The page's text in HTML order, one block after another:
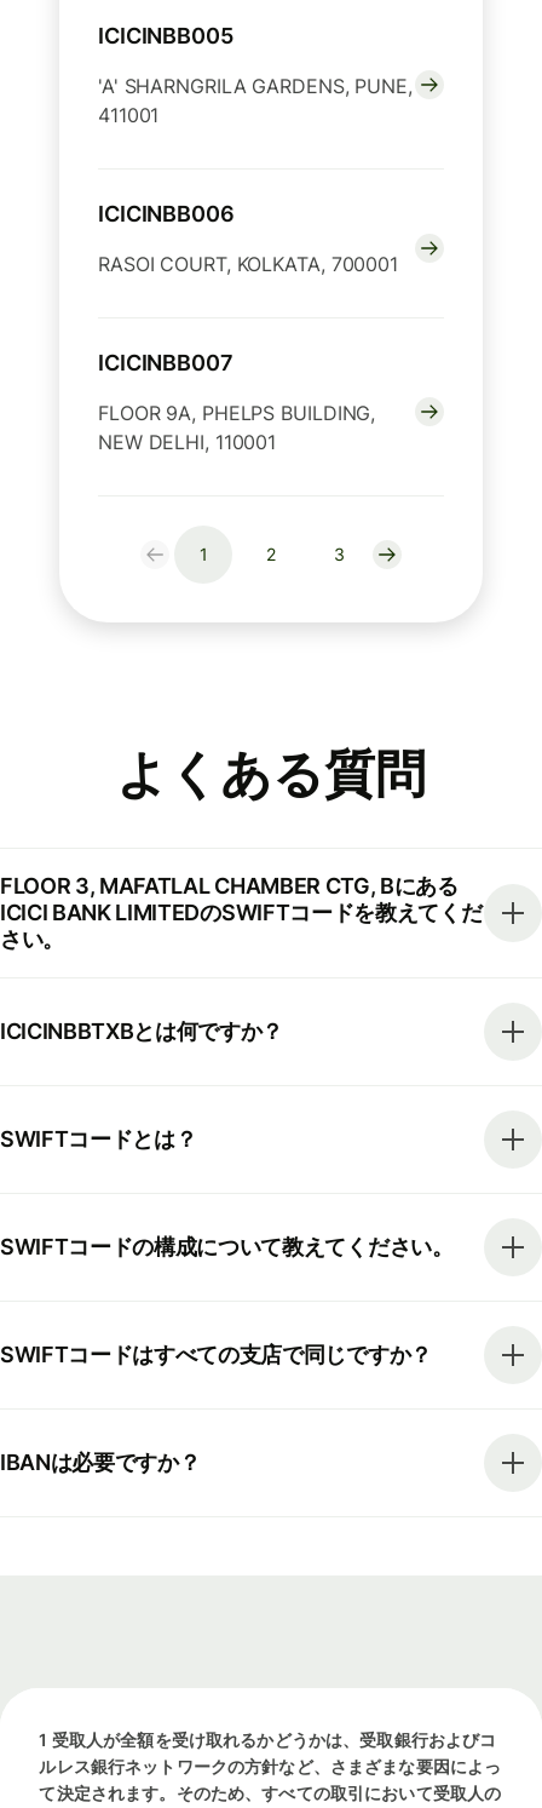
ICICINBB005
'A' SHARNGRILA GARDENS, PUNE,
411001
ICICINBB006
RASOI COURT, KOLKATA, 700001
ICICINBB007
FLOOR 9A, PHELPS BUILDING,
NEW DELHI, 110001
1 2 3
よくある質問
FLOOR 3, MAFATLAL CHAMBER CTG, Bにある
ICICI BANK LIMITEDのSWIFTコードを教えてくだ
さい。
ICICINBBTXBとは何ですか？
SWIFTコードとは？
SWIFTコードの構成について教えてください。
SWIFTコードはすべての支店で同じですか？
IBANは必要ですか？
1 受取人が全額を受け取れるかどうかは、受取銀行およびコ
ルレス銀行ネットワークの方針など、さまざまな要因によっ
て決定されます。そのため、すべての取引において受取人の